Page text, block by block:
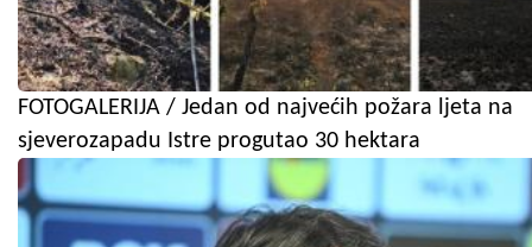
FOTOGALERIJA / Jedan od najvećih požara ljeta na
sjeverozapadu Istre progutao 30 hektara